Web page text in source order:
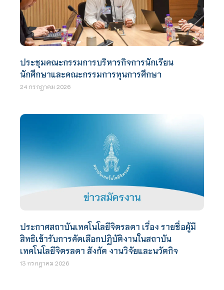
ประชุมคณะกรรมการบริหารกิจการนักเรียน
นักศึกษาและคณะกรรมการทุนการศึกษา
24 กรกฎาคม 2026
ประกาศสถาบันเทคโนโลยีจิตรลดา เรื่อง รายชื่อผู้มี
สิทธิเข้ารับการคัดเลือกปฏิบัติงานในสถาบัน
เทคโนโลยีจิตรลดา สังกัด งานวิจัยและนวัตกิจ
13 กรกฎาคม 2026